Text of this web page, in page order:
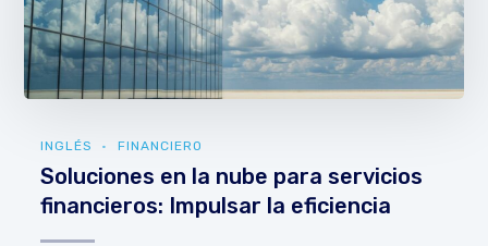
INGLÉS FINANCIERO
Soluciones en la nube para servicios
financieros: Impulsar la eficiencia